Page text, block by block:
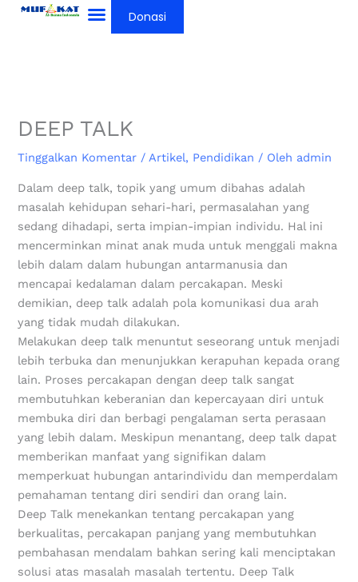
Lewati
Donasi
DEEP TALK
Tinggalkan Komentar /Artikel, Pendidikan / Oleh admin
Dalam deep talk, topik yang umum dibahas adalah
masalah kehidupan sehari-hari, permasalahan yang
sedang dihadapi, serta impian-impian individu. Hal ini
mencerminkan minat anak muda untuk menggali makna
lebih dalam dalam hubungan antarmanusia dan
mencapai kedalaman dalam percakapan. Meski
demikian, deep talk adalah pola komunikasi dua arah
yang tidak mudah dilakukan.
Melakukan deep talk menuntut seseorang untuk menjadi
lebih terbuka dan menunjukkan kerapuhan kepada orang
lain. Proses percakapan dengan deep talk sangat
membutuhkan keberanian dan kepercayaan diri untuk
membuka diri dan berbagi pengalaman serta perasaan
yang lebih dalam. Meskipun menantang, deep talk dapat
memberikan manfaat yang signifikan dalam
memperkuat hubungan antarindividu dan memperdalam
pemahaman tentang diri sendiri dan orang lain.
Deep Talk menekankan tentang percakapan yang
berkualitas, percakapan panjang yang membutuhkan
pembahasan mendalam bahkan sering kali menciptakan
solusi atas masalah masalah tertentu. Deep Talk